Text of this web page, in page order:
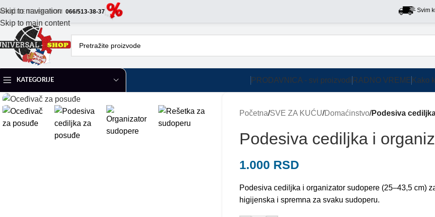
Skip to navigation
Skip to main content
TELEFONOM 066/513-38-37 Svim
KATEGORIJE PRODAVNICA - svi proizvodi RADNO VREME Kako
Početna/SVE ZA KUĆU/Domaćinstvo/Podesiva
Podesiva cediljka i
1.000 RSD
Podesiva cediljka i organizator sudopere (25–43,5 cm)
higijenska i spremna za svaku sudoperu.